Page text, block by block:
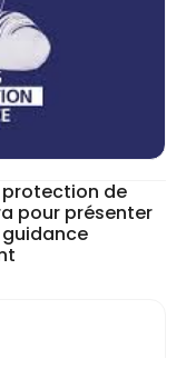
protection de
pour présenter